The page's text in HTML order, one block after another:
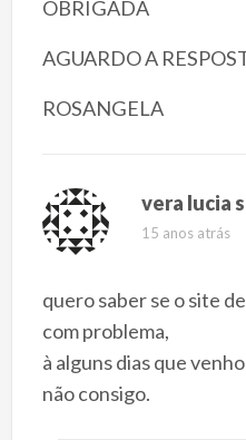
OBRIGADA
AGUARDO A
ROSANGELA
vera lucia
15 anos atrás
quero saber se o site
com problema,
à alguns dias que
não consigo.